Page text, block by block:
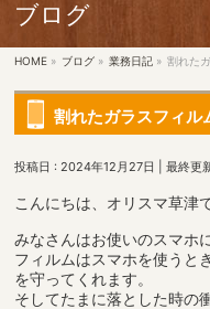
ブログ
HOME » ブログ » 業務日記 » 割れた
割れたガラスフィル
投稿日 : 2024年12月27日 最終更
こんにちは、オリスマ草津
みなさんはお使いのスマホ
フィルムはスマホを使うと
を守ってくれます。
そしてたまに落とした時の